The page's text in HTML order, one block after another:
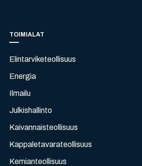
TOIMIALAT
Elintarviketeollisuus
Energia
Ilmailu
Julkishallinto
Kaivannaisteollisuus
Kappaletavarateollisuus
Kemianteollisuus